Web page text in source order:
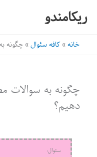
ریکامندو
خانه کافه سئوال چگونه
چگونه به سوالات
دهیم؟
سئوال: